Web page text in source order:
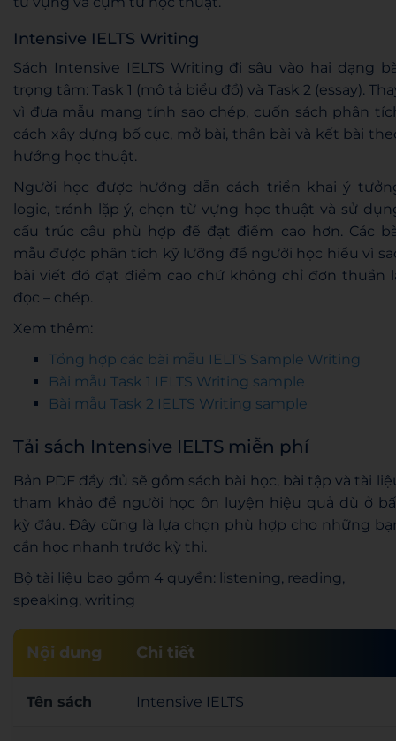
Intensive IELTS Writing
Sách Intensive IELTS Writing đi sâu vào hai dạng
trọng tâm: Task 1 (mô tả biểu đồ) và Task 2 (essay).
vì đưa mẫu mang tính sao chép, cuốn sách phân
cách xây dựng bố cục, mở bài, thân bài và kết bài
hướng học thuật.
Người học được hướng dẫn cách triển khai ý
logic, tránh lặp ý, chọn từ vựng học thuật và sử
cấu trúc câu phù hợp để đạt điểm cao hơn. Các
mẫu được phân tích kỹ lưỡng để người học hiểu vì
bài viết đó đạt điểm cao chứ không chỉ đơn thuần
đọc – chép.
Xem thêm:
Tổng hợp các bài mẫu IELTS Sample Writing
Bài mẫu Task 1 IELTS Writing sample
Bài mẫu Task 2 IELTS Writing sample
Tải sách Intensive IELTS miễn phí
Bản PDF đầy đủ sẽ gồm sách bài học, bài tập và tài
tham khảo để người học ôn luyện hiệu quả dù ở
kỳ đâu. Đây cũng là lựa chọn phù hợp cho những
cần học nhanh trước kỳ thi.
Bộ tài liệu bao gồm 4 quyền: listening, reading,
speaking, writing
Nội dung Chi tiết
Tên sách Intensive IELTS